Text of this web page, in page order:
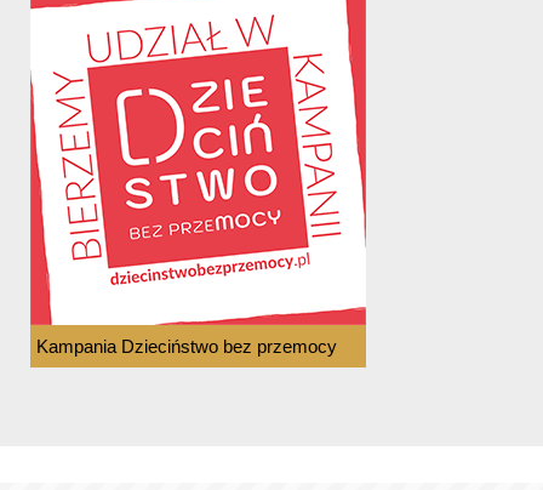
Kampania Dzieciństwo bez przemocy